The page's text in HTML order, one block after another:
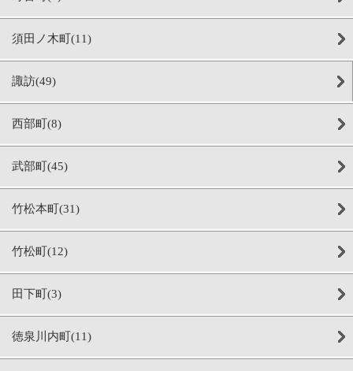
須田ノ木町(11)
諏訪(49)
西部町(8)
武部町(45)
竹松本町(31)
竹松町(12)
田下町(3)
徳泉川内町(11)